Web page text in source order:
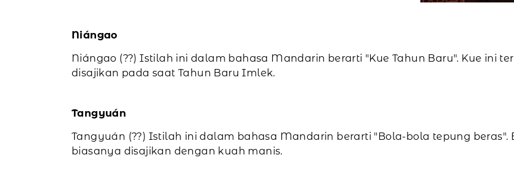
Niángao
Niángao (??) Istilah ini dalam bahasa Mandarin berarti "Kue Tahun Baru". Kue ini
disajikan pada saat Tahun Baru Imlek.
Tangyuán
Tangyuán (??) Istilah ini dalam bahasa Mandarin berarti "Bola-bola tepung
biasanya disajikan dengan kuah manis.